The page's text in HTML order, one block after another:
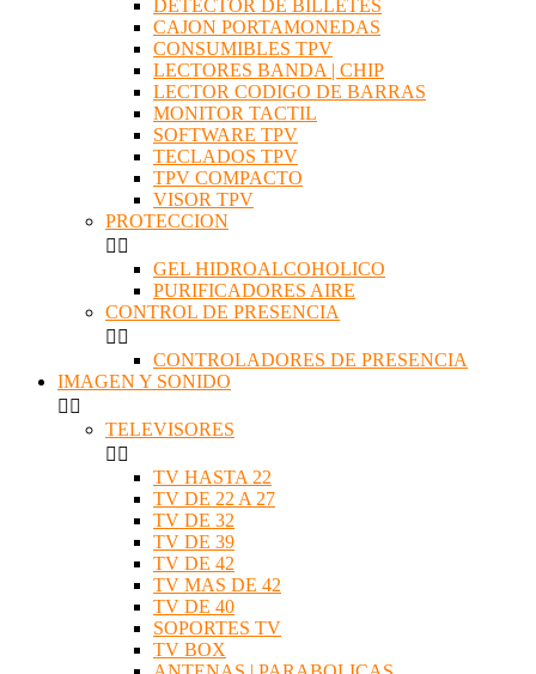
DETECTOR DE BILLETES
CAJON PORTAMONEDAS
CONSUMIBLES TPV
LECTORES BANDA | CHIP
LECTOR CODIGO DE BARRAS
MONITOR TACTIL
SOFTWARE TPV
TECLADOS TPV
TPV COMPACTO
VISOR TPV
PROTECCION
 
GEL HIDROALCOHOLICO
PURIFICADORES AIRE
CONTROL DE PRESENCIA
 
CONTROLADORES DE PRESENCIA
IMAGEN Y SONIDO
 
TELEVISORES
 
TV HASTA 22
TV DE 22 A 27
TV DE 32
TV DE 39
TV DE 42
TV MAS DE 42
TV DE 40
SOPORTES TV
TV BOX